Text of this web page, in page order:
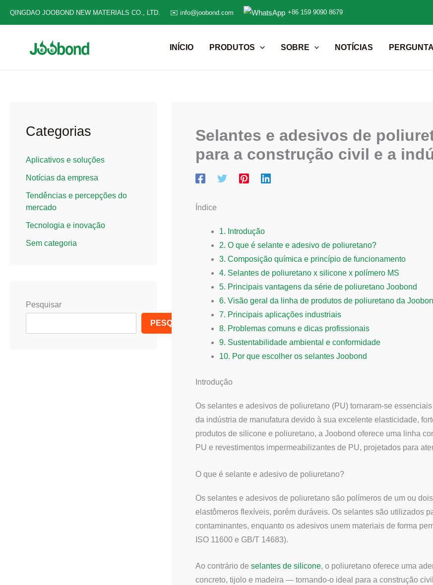
QINGDAO JOOBOND NEW MATERIALS CO., LTD. ✉️ info@joobond.com +86 159 9090 8679
INÍCIO PRODUTOS SOBRE NOTÍCIAS
Categorias
Aplicativos e soluções
Notícias da empresa
Tendências e percepções do
mercado
Tecnologia e inovação
Sem categoria
Pesquisar
PESQUISAR
Selantes e adesivos de
para a construção civil e a
Índice
1. Introdução
2. O que é selante e adesivo de poliuretano?
3. Composição química e princípio de funcionamento
4. Selantes de poliuretano x silicone x polímero MS
5. Principais vantagens da série de poliuretano Joobond
6. Visão geral da linha de produtos de poliuretano da
7. Principais aplicações industriais
8. Problemas comuns e dicas profissionais
9. Sustentabilidade ambiental e conformidade
10. Por que escolher os selantes Joobond
Introdução
Os selantes e adesivos de poliuretano (PU) tornaram-se
da indústria de manufatura devido à sua excelente elasticidade,
produtos de silicone e poliuretano, a Joobond oferece uma linha
PU e revestimentos impermeabilizantes de PU, projetados para
O que é selante e adesivo de poliuretano?
Os selantes e adesivos de poliuretano são polímeros de um ou
elastômeros flexíveis, porém duráveis. Os selantes são utilizados
contaminantes, enquanto os adesivos unem materiais de forma
ISO 11600 e GB/T 14683).
Ao contrário de selantes de silicone, o poliuretano oferece uma
concreto, tijolo e madeira — tornando-o ideal para a construção